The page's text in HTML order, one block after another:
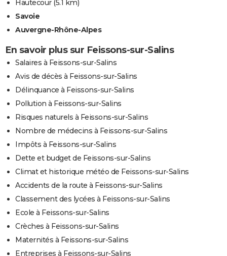
Hautecour(5.1 km)
Savoie
Auvergne-Rhône-Alpes
En savoir plus sur Feissons-sur-Salins
Salaires à Feissons-sur-Salins
Avis de décès à Feissons-sur-Salins
Délinquance à Feissons-sur-Salins
Pollution à Feissons-sur-Salins
Risques naturels à Feissons-sur-Salins
Nombre de médecins à Feissons-sur-Salins
Impôts à Feissons-sur-Salins
Dette et budget de Feissons-sur-Salins
Climat et historique météo de Feissons-sur-Salins
Accidents de la route à Feissons-sur-Salins
Classement des lycées à Feissons-sur-Salins
Ecole à Feissons-sur-Salins
Crèches à Feissons-sur-Salins
Maternités à Feissons-sur-Salins
Entreprises à Feissons-sur-Salins